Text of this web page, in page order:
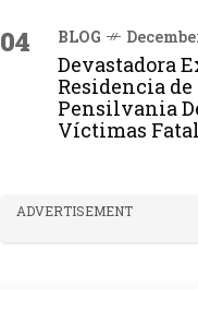
04 BLOG
Devastadora
Residencia
Pensilvania
Víctimas
ADVERTISEMENT